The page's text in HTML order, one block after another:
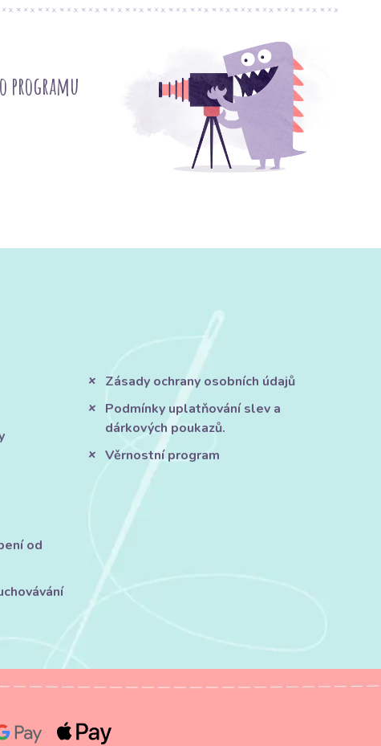
programu
od
Zásady ochrany osobních údajů
Podmínky uplatňování slev a
dárkových poukazů.
Věrnostní program